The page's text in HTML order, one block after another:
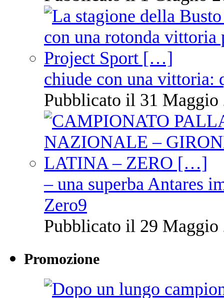
chiude con una vittoria:
Pubblicato il 31 Maggio
– una superba Antares
Zero9
Pubblicato il 29 Maggio
Promozione